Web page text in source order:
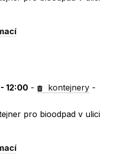
12:00 - kontejnery -
pro bioodpad v ulici